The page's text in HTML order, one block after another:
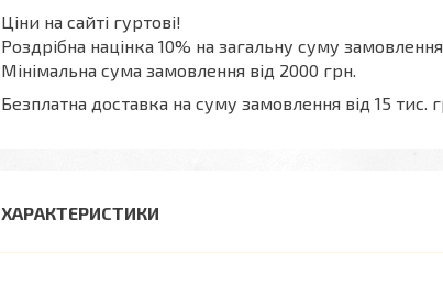
Ціни на сайті гуртові!
Роздрібна націнка 10% на загальну суму
Мінімальна сума замовлення від 2000 грн.
Безплатна доставка на суму замовлення від 15 тис.
ХАРАКТЕРИСТИКИ